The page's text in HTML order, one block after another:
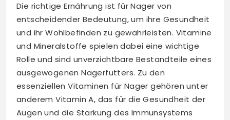
Die richtige Ernährung ist für Nager von
entscheidender Bedeutung, um ihre Gesundheit
und ihr Wohlbefinden zu gewährleisten. Vitamine
und Mineralstoffe spielen dabei eine wichtige
Rolle und sind unverzichtbare Bestandteile eines
ausgewogenen Nagerfutters. Zu den
essenziellen Vitaminen für Nager gehören unter
anderem Vitamin A, das für die Gesundheit der
Augen und die Stärkung des Immunsystems